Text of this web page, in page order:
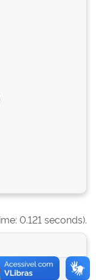
0.121 seconds).
Author(s)